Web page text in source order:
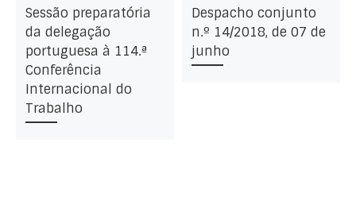
Sessão preparatória
da delegação
portuguesa à 114.ª
Conferência
Internacional do
Trabalho
Despacho conjunto
n.º 14/2018, de 07 de
junho